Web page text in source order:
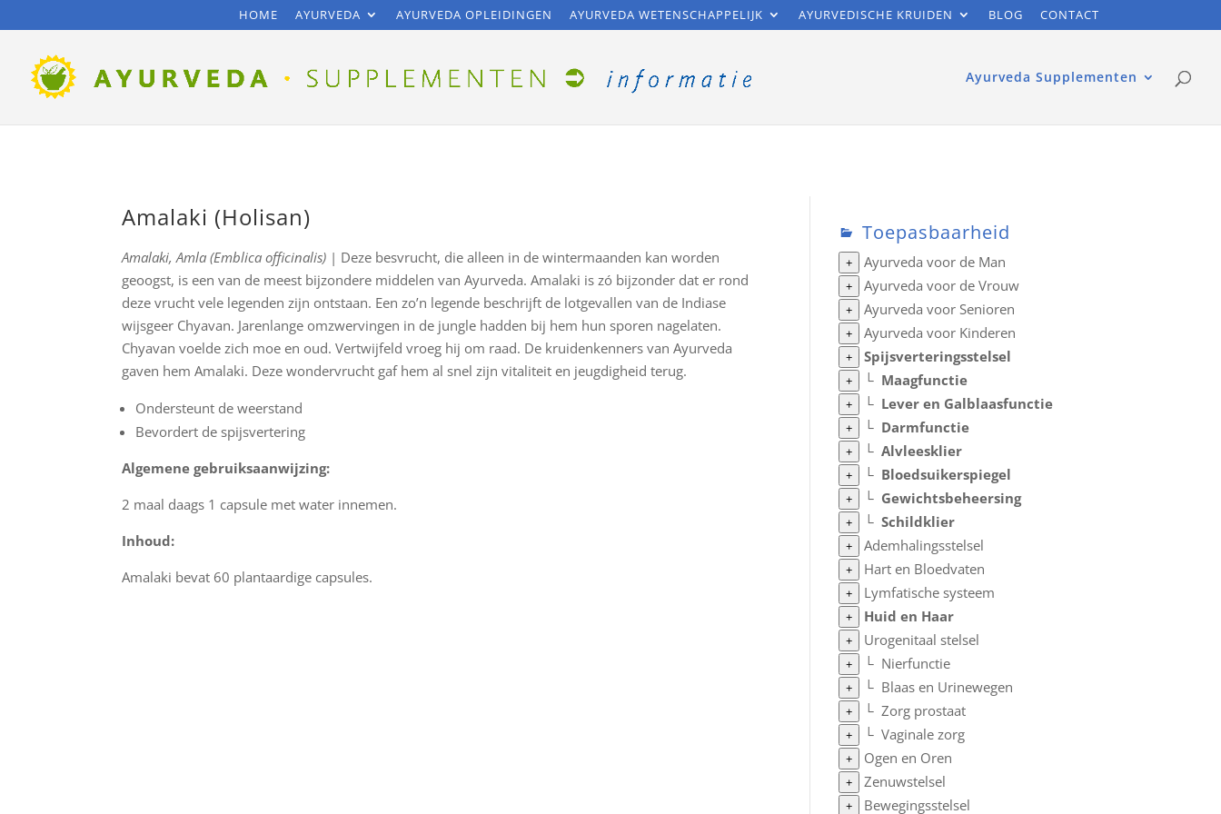
HOME AYURVEDA AYURVEDA OPLEIDINGEN AYURVEDA WETENSCHAPPELIJK AYURVEDISCHE KRUIDEN BLOG CONTACT
Ayurveda Supplementen
Amalaki (Holisan)
Amalaki, Amla (Emblica officinalis) | Deze besvrucht, die alleen in de wintermaanden kan worden
geoogst, is een van de meest bijzondere middelen van Ayurveda. Amalaki is zó bijzonder dat er rond
deze vrucht vele legenden zijn ontstaan. Een zo’n legende beschrijft de lotgevallen van de Indiase
wijsgeer Chyavan. Jarenlange omzwervingen in de jungle hadden bij hem hun sporen nagelaten.
Chyavan voelde zich moe en oud. Vertwijfeld vroeg hij om raad. De kruidenkenners van Ayurveda
gaven hem Amalaki. Deze wondervrucht gaf hem al snel zijn vitaliteit en jeugdigheid terug.
Ondersteunt de weerstand
Bevordert de spijsvertering
Algemene gebruiksaanwijzing:
2 maal daags 1 capsule met water innemen.
Inhoud:
Amalaki bevat 60 plantaardige capsules.
Toepasbaarheid
+ Ayurveda voor de Man
+ Ayurveda voor de Vrouw
+ Ayurveda voor Senioren
+ Ayurveda voor Kinderen
+ Spijsverteringsstelsel
+ └ Maagfunctie
+ └ Lever en Galblaasfunctie
+ └ Darmfunctie
+ └ Alvleesklier
+ └ Bloedsuikerspiegel
+ └ Gewichtsbeheersing
+ └ Schildklier
+ Ademhalingsstelsel
+ Hart en Bloedvaten
+ Lymfatische systeem
+ Huid en Haar
+ Urogenitaal stelsel
+ └ Nierfunctie
+ └ Blaas en Urinewegen
+ └ Zorg prostaat
+ └ Vaginale zorg
+ Ogen en Oren
+ Zenuwstelsel
+ Bewegingsstelsel